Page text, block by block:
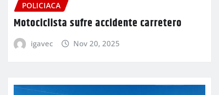
POLICIACA
Motociclista sufre accidente carretero
igavec Nov 20, 2025